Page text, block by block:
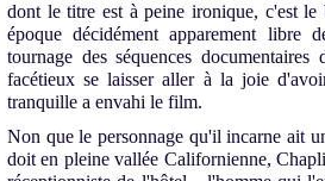
dont le titre est à peine ironique, c'est
époque décidément apparement
tournage des séquences documentaires
facétieux se laisser aller à la joie
tranquille a envahi le film.
Non que le personnage qu'il incarne ait
doit en pleine vallée Californienne,